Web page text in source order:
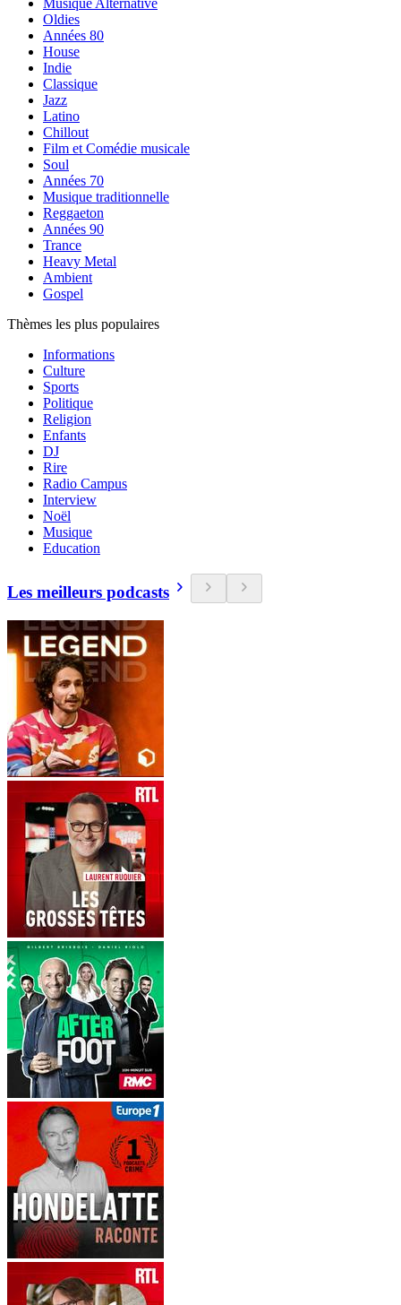
Musique Alternative
Oldies
Années 80
House
Indie
Classique
Jazz
Latino
Chillout
Film et Comédie musicale
Soul
Années 70
Musique traditionnelle
Reggaeton
Années 90
Trance
Heavy Metal
Ambient
Gospel
Thèmes les plus populaires
Informations
Culture
Sports
Politique
Religion
Enfants
DJ
Rire
Radio Campus
Interview
Noël
Musique
Education
Les meilleurs podcasts